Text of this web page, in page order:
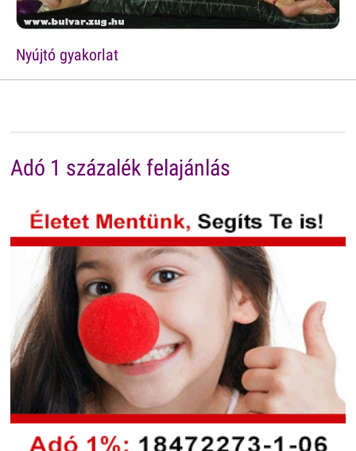
Nyújtó gyakorlat
Adó 1 százalék felajánlás